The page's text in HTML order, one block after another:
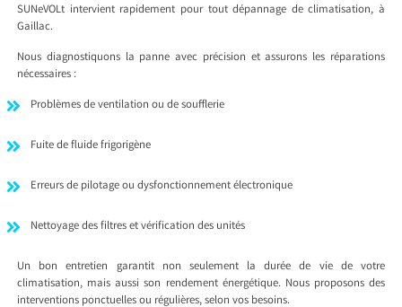
SUNeVOLt intervient rapidement pour tout dépannage de climatisation, à
Gaillac.
Nous diagnostiquons la panne avec précision et assurons les réparations
nécessaires :
Problèmes de ventilation ou de soufflerie
Fuite de fluide frigorigène
Erreurs de pilotage ou dysfonctionnement électronique
Nettoyage des filtres et vérification des unités
Un bon entretien garantit non seulement la durée de vie de votre
climatisation, mais aussi son rendement énergétique. Nous proposons des
interventions ponctuelles ou régulières, selon vos besoins.